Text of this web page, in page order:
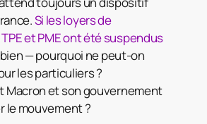
Si les loyers de
et PME ont été suspendus
— pourquoi ne peut-on
les particuliers ?
Macron et son gouvernement
le mouvement ?